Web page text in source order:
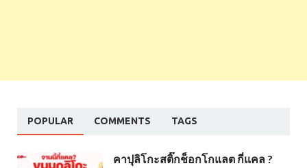
POPULAR COMMENTS TAGS
คาปุลิโกะสติ๊กช็อกโกแลต กี่แคล ?